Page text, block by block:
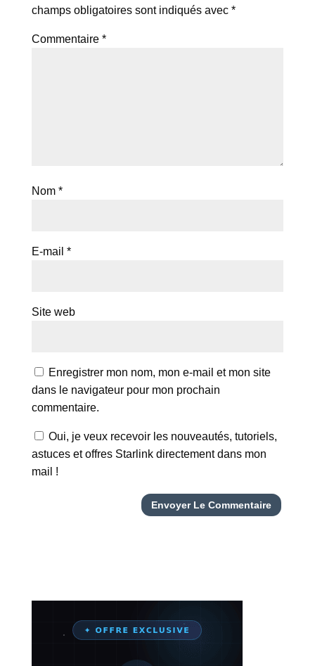
champs obligatoires sont indiqués avec *
Commentaire *
Nom *
E-mail *
Site web
Enregistrer mon nom, mon e-mail et mon site
dans le navigateur pour mon prochain
commentaire.
Oui, je veux recevoir les nouveautés, tutoriels,
astuces et offres Starlink directement dans mon
mail !